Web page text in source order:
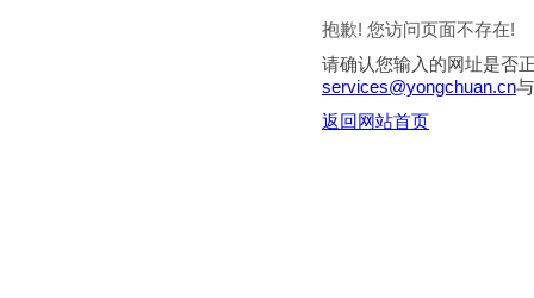
抱歉! 您访问页面不存在!
请确认您输入的网址是否
services@yongchuan.cn
返回网站首页